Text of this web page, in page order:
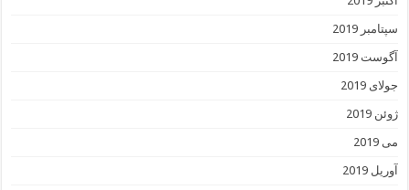
سپتامبر 2019
آگوست 2019
جولای 2019
ژوئن 2019
می 2019
آوریل 2019